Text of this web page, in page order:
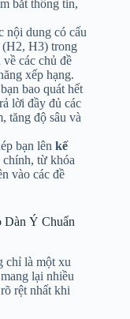
bắt thông tin,
nội dung có cấu
(H2, H3) trong
các chủ đề
xếp hạng.
bao quát hết
lời đầy đủ các
tăng độ sâu và
bạn lên kế
từ khóa
vào các đề
Ý Chuẩn
chỉ là một xu
lại nhiều
rệt nhất khi